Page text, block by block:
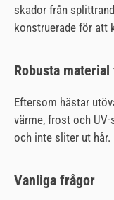
skador från
konstruerade för att
Robusta
Eftersom hästar
värme, frost och
och inte sliter ut hår.
Vanliga frågor